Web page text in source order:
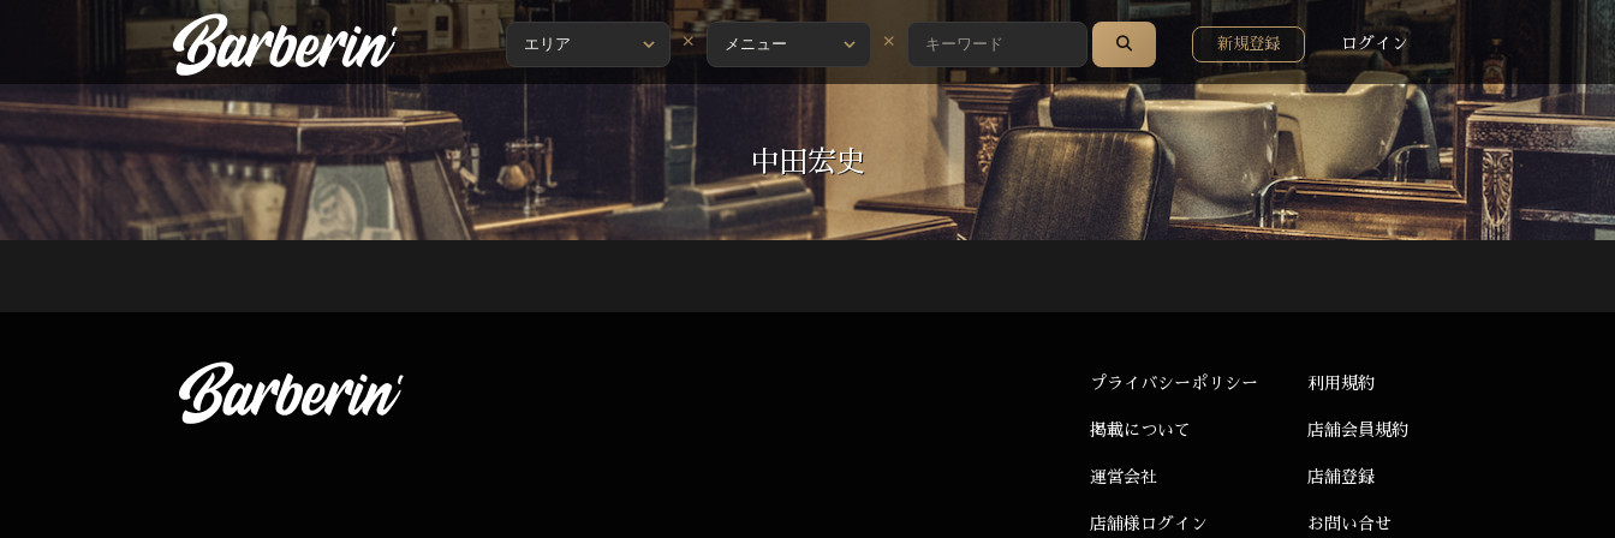
× × 新規登録 ログイン
中田宏史
プライバシーポリシー 利用規約
掲載について 店舗会員規約
運営会社 店舗登録
店舗様ログイン お問い合せ